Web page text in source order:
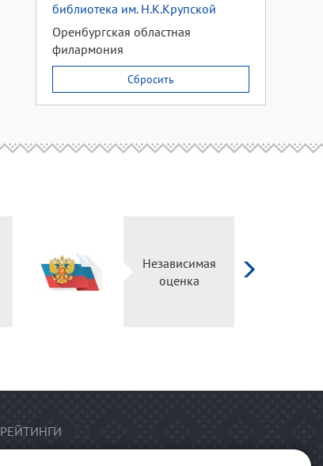
библиотека им. Н.К.Крупской
Оренбургская областная
филармония
Сбросить
Независимая
оценка
Оренинформ
РЕЙТИНГИ